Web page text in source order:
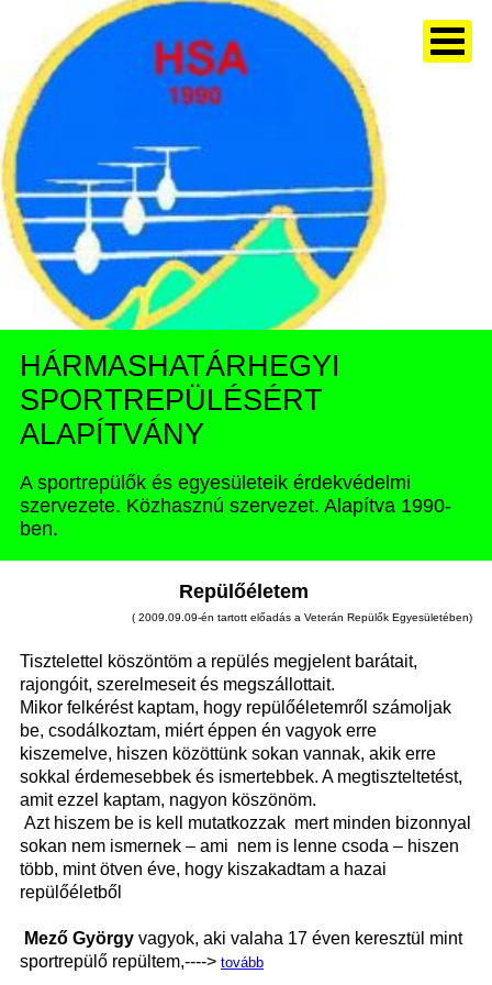
HÁRMASHATÁRHEGYI
SPORTREPÜLÉSÉRT
ALAPÍTVÁNY
A sportrepülők és egyesületeik érdekvédelmi
szervezete. Közhasznú szervezet. Alapítva 1990-
ben.
Repülőéletem
( 2009.09.09-én tartott előadás a Veterán Repülők Egyesületében)
Tisztelettel köszöntöm a repülés megjelent barátait,
rajongóit, szerelmeseit és megszállottait.
Mikor felkérést kaptam, hogy repülőéletemről számoljak
be, csodálkoztam, miért éppen én vagyok erre
kiszemelve, hiszen közöttünk sokan vannak, akik erre
sokkal érdemesebbek és ismertebbek. A megtiszteltetést,
amit ezzel kaptam, nagyon köszönöm.
Azt hiszem be is kell mutatkozzak mert minden bizonnyal
sokan nem ismernek – ami nem is lenne csoda – hiszen
több, mint ötven éve, hogy kiszakadtam a hazai
repülőéletből
Mező György vagyok, aki valaha 17 éven keresztül mint
sportrepülő repültem,----> tovább